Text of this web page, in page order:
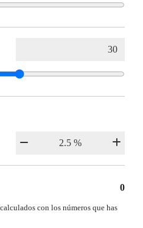
0
con los números que has